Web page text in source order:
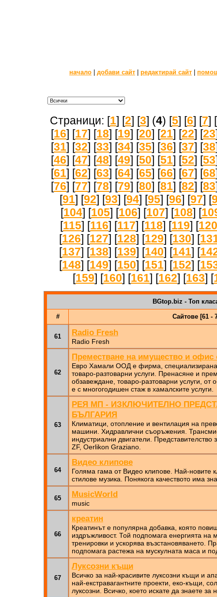
начало добави сайт редактирай сайт
Страници: [1] [2] [3] (4) [5] [6] [7] [
[16] [17] [18] [19] [20] [21] [22] [23
[31] [32] [33] [34] [35] [36] [37] [38
[46] [47] [48] [49] [50] [51] [52] [53
[61] [62] [63] [64] [65] [66] [67] [68
[76] [77] [78] [79] [80] [81] [82] [83
[91] [92] [93] [94] [95] [96] [97] [
[104] [105] [106] [107] [108] [
[115] [116] [117] [118] [119] [120
[126] [127] [128] [129] [130] [
[137] [138] [139] [140] [141] [
[148] [149] [150] [151] [152] [
[159] [160] [161] [162] [163] [
BGtop.biz - Топ
# Сайтове [61 -
61 Radio Fresh
Radio Fresh
62
Преместване на имущество и офис
Евро Хамали ООД е фирма,
товаро-разтоварни услуги. Пренасяне и
обзавеждане, товаро-разтоварни услуги,
е с многогодишен стаж в хамалските услуги.
63
РЕЯ МП - ИЗКЛЮЧИТЕЛНО
БЪЛГАРИЯ
Климатици, отопление и вентилация на
машини. Хидравлични съоръжения.
индустриални двигатели.
ZF, Oerlikon Graziano.
64
Видео клипове
Голяма гама от Видео клипове. Най-новите
стилове музика. Понякога качеството има
65 MusicWorld
music
66
креатин
Креатинът е популярна добавка, която
издръжливост. Той подпомага енергията на
тренировки и ускорява възстановяването.
подпомага растежа на мускулната маса и
67
Луксозни къщи
Всичко за най-красивите луксозни къщи и
най-екстравагантните проекти, еко-къщи,
луксозни. Всичко, което искате да знаете